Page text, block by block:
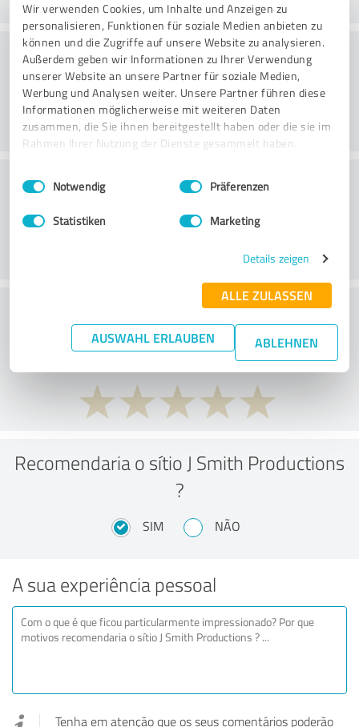
Wir verwenden Cookies, um Inhalte und Anzeigen zu
personalisieren, Funktionen für soziale Medien anbieten zu
können und die Zugriffe auf unsere Website zu analysieren.
Außerdem geben wir Informationen zu Ihrer Verwendung
unserer Website an unsere Partner für soziale Medien,
Werbung und Analysen weiter. Unsere Partner führen diese
Informationen möglicherweise mit weiteren Daten
zusammen, die Sie ihnen bereitgestellt haben oder die sie im
Rahmen Ihrer Nutzung der Dienste gesammelt haben.
Impressum Datenschutzbestimmungen
Einwilligungsauswahl
Notwendig Präferenzen
Statistiken Marketing
Details zeigen
ALLE ZULASSEN
AUSWAHL ERLAUBEN ABLEHNEN
Qualidade
Serviço ao cliente
O que acha da relação
preço/desempenho?
Recomendaria o sítio J Smith Productions
?
SIM NÃO
A sua experiência pessoal
Tenha em atenção que os seus comentários poderão